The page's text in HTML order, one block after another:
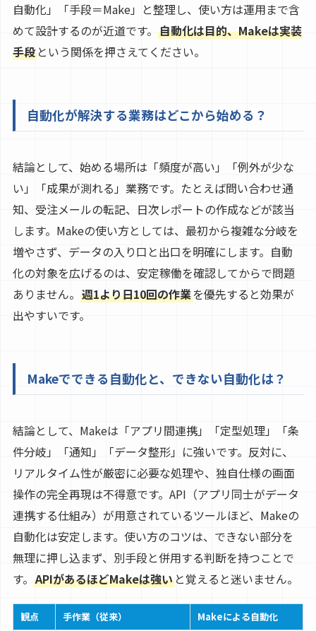
自動化」「手段＝Make」と整理し、使い方は運用まで含
めて設計するのが近道です。 自動化は目的、Makeは実装
手段という関係を押さえてください。
自動化が解決する業務はどこから始める？
結論として、始める場所は「頻度が高い」「例外が少な
い」「成果が測れる」業務です。たとえば問い合わせ通
知、受注メールの転記、日次レポートの作成などが該当
します。Makeの使い方としては、最初から複雑な分岐を
増やさず、データの入り口と出口を明確にします。自動
化の対象を広げるのは、安定稼働を確認してからで問題
ありません。 週1より日10回の作業を優先すると効果が
出やすいです。
Makeでできる自動化と、できない自動化は？
結論として、Makeは「アプリ間連携」「定型処理」「条
件分岐」「通知」「データ整形」に強いです。反対に、
リアルタイム性が厳密に必要な処理や、独自仕様の画面
操作の完全再現は不得意です。API（アプリ同士がデータ
連携する仕組み）が用意されているツールほど、Makeの
自動化は安定します。使い方のコツは、できない部分を
無理に押し込まず、別手段と併用する判断を持つことで
す。 APIがあるほどMakeは強いと覚えると迷いません。
観点 手作業（従来）
Makeによる自動化